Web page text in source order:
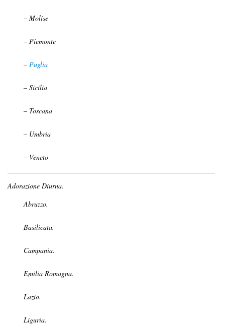
– Molise
– Piemonte
– Puglia
– Sicilia
– Toscana
– Umbria
– Veneto
Adorazione Diurna.
Abruzzo.
Basilicata.
Campania.
Emilia Romagna.
Lazio.
Liguria.